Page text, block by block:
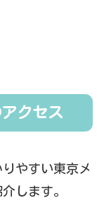
クセス
やすい東京メ
します。